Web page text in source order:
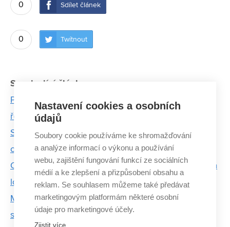
0 Sdílet článek
0 Twítnout
Související články:
Petra Buganská navrhla lávku, která se vznáší nad
řekou
Studenti VUT a Mendelu navrhli novou podobu
odkaliště Hády
Cenu Bohuslava Fuchse získaly práce zaměřené na
lokalitu "brněnského Bronxu"
Mladí architekti z VUT bodovali s návrhy pavlačí i
satelitních domů
Nastavení cookies a osobních
údajů
Soubory cookie používáme ke shromažďování
a analýze informací o výkonu a používání
webu, zajištění fungování funkcí ze sociálních
médií a ke zlepšení a přizpůsobení obsahu a
reklam. Se souhlasem můžeme také předávat
marketingovým platformám některé osobní
údaje pro marketingové účely.
Zjistit více